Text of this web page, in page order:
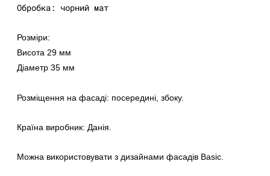
Обробка: чорний мат
Розміри:
Висота 29 мм
Діаметр 35 мм
Розміщення на фасаді: посередині, збоку.
Країна виробник: Данія.
Можна використовувати з дизайнами фасадів Basic.